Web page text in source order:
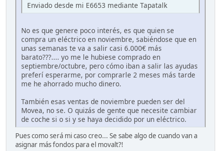
Enviado desde mi E6653 mediante Tapatalk
No es que genere poco interés, es que quien se
compra un eléctrico en noviembre, sabiéndose que en
unas semanas te va a salir casi 6.000€ más
barato???.... yo me le hubiese comprado en
septiembre/octubre, pero cómo iban a salir las ayudas
preferí esperarme, por comprarle 2 meses más tarde
me he ahorrado mucho dinero.
También esas ventas de noviembre pueden ser del
Movea, no se. O quizás de gente que necesite cambiar
de coche si o si y se haya decidido por un eléctrico.
Pues como será mi caso creo... Se sabe algo de cuando van a
asignar más fondos para el movalt?!